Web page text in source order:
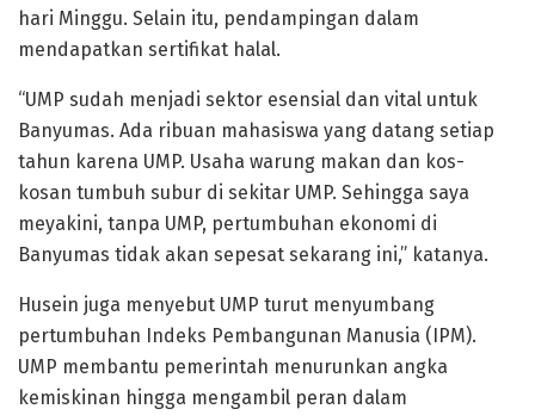
hari Minggu. Selain itu, pendampingan dalam
mendapatkan sertifikat halal.
“UMP sudah menjadi sektor esensial dan vital untuk
Banyumas. Ada ribuan mahasiswa yang datang setiap
tahun karena UMP. Usaha warung makan dan kos-
kosan tumbuh subur di sekitar UMP. Sehingga saya
meyakini, tanpa UMP, pertumbuhan ekonomi di
Banyumas tidak akan sepesat sekarang ini,” katanya.
Husein juga menyebut UMP turut menyumbang
pertumbuhan Indeks Pembangunan Manusia (IPM).
UMP membantu pemerintah menurunkan angka
kemiskinan hingga mengambil peran dalam